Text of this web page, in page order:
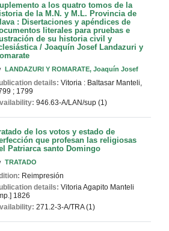
a los quatro tomos de la
de la M.N. y M.L. Provincia de
: Disertaciones y apéndices de
literales para pruebas e
de su historia civil y
/ Joaquín Josef Landazuri y
LANDAZURI Y ROMARATE, Joaquín Josef
details: Vitoria : Baltasar Manteli,
; 1799
946.63-A/LAN/sup (1)
de los votos y estado de
que profesan las religiosas
Patriarca santo Domingo
TRATADO
Reimpresión
details: Vitoria Agapito Manteli
1826
271.2-3-A/TRA (1)